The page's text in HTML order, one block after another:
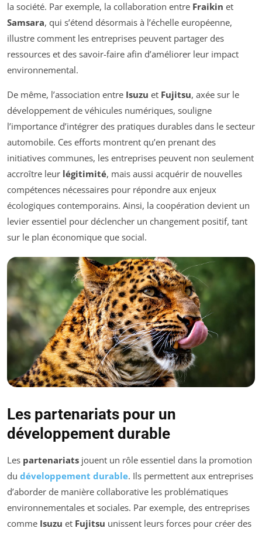
la société. Par exemple, la collaboration entre Fraikin et
Samsara, qui s’étend désormais à l’échelle européenne,
illustre comment les entreprises peuvent partager des
ressources et des savoir-faire afin d’améliorer leur impact
environnemental.
De même, l’association entre Isuzu et Fujitsu, axée sur le
développement de véhicules numériques, souligne
l’importance d’intégrer des pratiques durables dans le secteur
automobile. Ces efforts montrent qu’en prenant des
initiatives communes, les entreprises peuvent non seulement
accroître leur légitimité, mais aussi acquérir de nouvelles
compétences nécessaires pour répondre aux enjeux
écologiques contemporains. Ainsi, la coopération devient un
levier essentiel pour déclencher un changement positif, tant
sur le plan économique que social.
Les partenariats pour un
développement durable
Les partenariats jouent un rôle essentiel dans la promotion
du développement durable. Ils permettent aux entreprises
d’aborder de manière collaborative les problématiques
environnementales et sociales. Par exemple, des entreprises
comme Isuzu et Fujitsu unissent leurs forces pour créer des